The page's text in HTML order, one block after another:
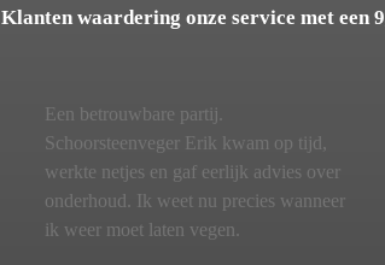
Klanten waardering onze service met een
Een betrouwbare partij.
Schoorsteenveger Erik kwam op tijd,
werkte netjes en gaf eerlijk advies over
onderhoud. Ik weet nu precies wanneer
ik weer moet laten vegen.